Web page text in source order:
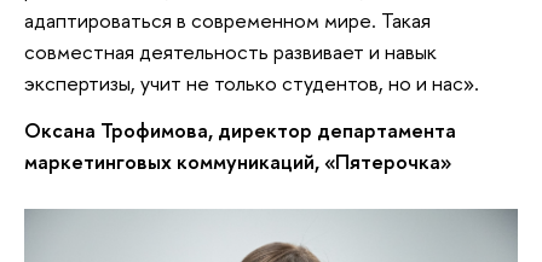
адаптироваться в современном мире. Такая
совместная деятельность развивает и навык
экспертизы, учит не только студентов, но и нас».
Оксана Трофимова, директор департамента
маркетинговых коммуникаций, «Пятерочка»